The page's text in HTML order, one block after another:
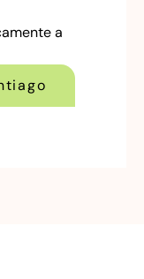
a